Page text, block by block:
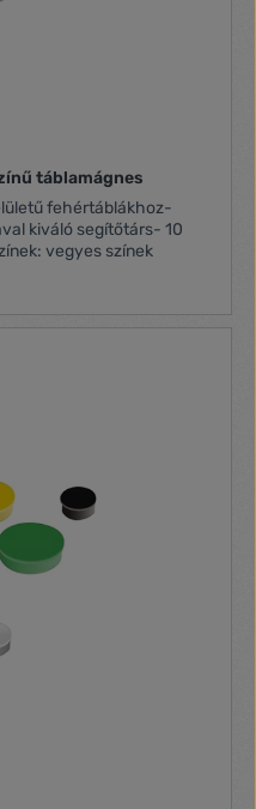
táblamágnes
fehértáblákhoz-
kiváló segítőtárs- 10
vegyes színek